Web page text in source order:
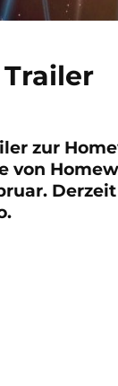
zur
von